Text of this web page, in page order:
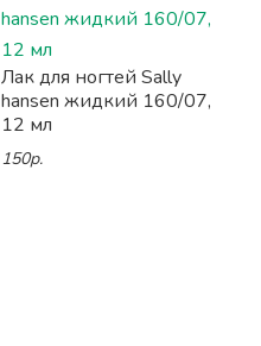
Лак для ногтей Sally
hansen жидкий 160/07,
12 мл
150р.